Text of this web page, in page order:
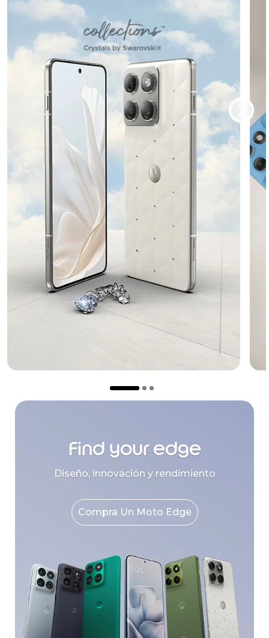
Find your edge
Diseño, innovación y rendimiento
Compra Un Moto Edge